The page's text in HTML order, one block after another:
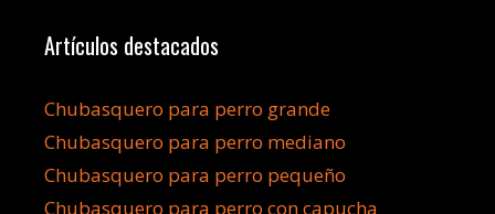
Artículos destacados
Chubasquero para perro grande
Chubasquero para perro mediano
Chubasquero para perro pequeño
Chubasquero para perro con capucha